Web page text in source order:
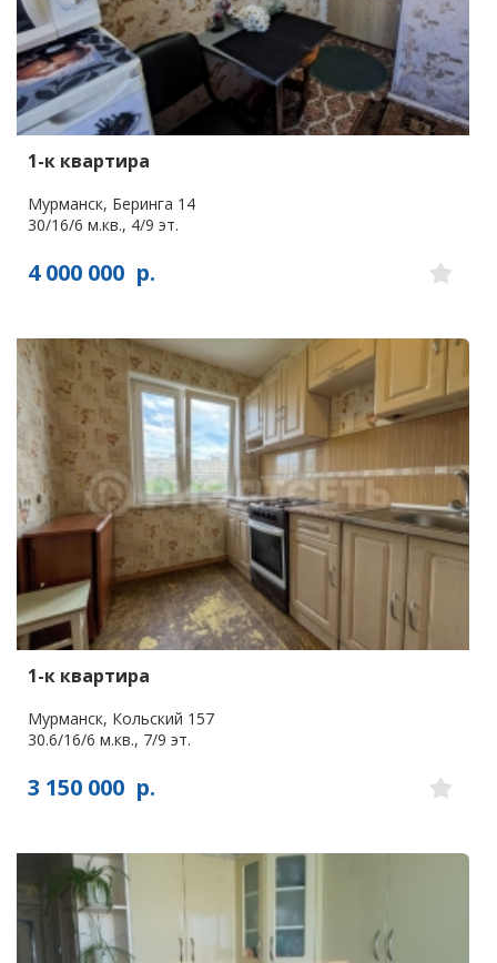
1-к квартира
Мурманск, Беринга 14
30/16/6 м.кв., 4/9 эт.
4 000 000 р.
1-к квартира
Мурманск, Кольский 157
30.6/16/6 м.кв., 7/9 эт.
3 150 000 р.